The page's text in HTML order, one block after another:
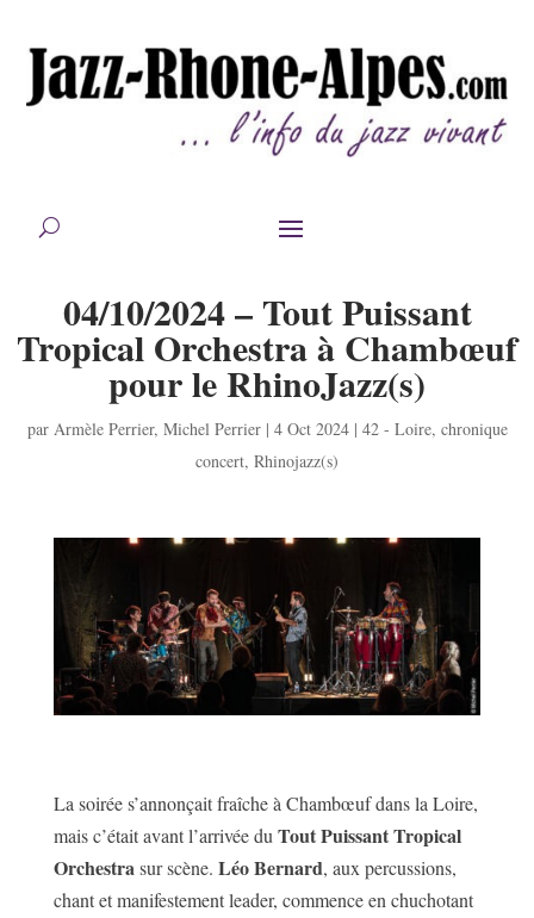
04/10/2024 – Tout Puissant
Tropical Orchestra à Chambœuf
pour le RhinoJazz(s)
par Armèle Perrier, Michel Perrier| 4 Oct 2024| 42 - Loire, chronique
concert, Rhinojazz(s)
La soirée s’annonçait fraîche à Chambœuf dans la Loire,
mais c’était avant l’arrivée duTout Puissant Tropical
Orchestrasur scène. Léo Bernard, aux percussions,
chant et manifestement leader, commence en chuchotant